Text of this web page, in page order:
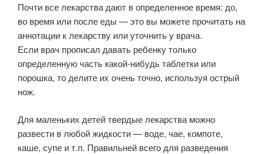
Почти все лекарства дают в определенное время: до,
во время или после еды — это вы можете прочитать на
аннотации к лекарству или уточнить у врача.
Если врач прописал давать ребенку только
определенную часть какой-нибудь таблетки или
порошка, то делите их очень точно, используя острый
нож.
Для маленьких детей твердые лекарства можно
развести в любой жидкости — воде, чае, компоте,
каше, супе и т.п. Правильней всего для разведения